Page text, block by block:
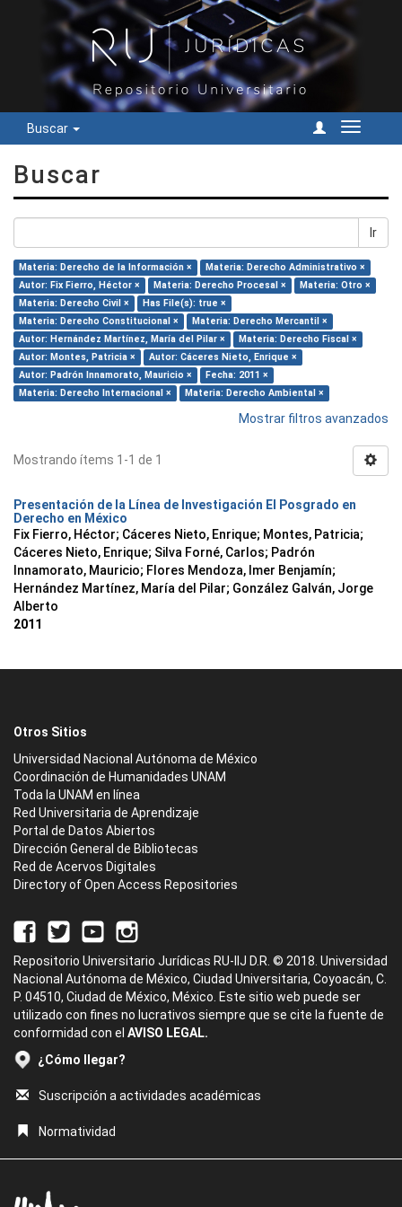
Buscar
Cambiar
Buscar
Ir
Materia: Derecho de la Información ×
Materia: Derecho Administrativo ×
Autor: Fix Fierro, Héctor ×
Materia: Derecho Procesal ×
Materia: Otro ×
Materia: Derecho Civil ×
Has File(s): true ×
Materia: Derecho Constitucional ×
Materia: Derecho Mercantil ×
Autor: Hernández Martínez, María del Pilar ×
Materia: Derecho Fiscal ×
Autor: Montes, Patricia ×
Autor: Cáceres Nieto, Enrique ×
Autor: Padrón Innamorato, Mauricio ×
Fecha: 2011 ×
Materia: Derecho Internacional ×
Materia: Derecho Ambiental ×
Mostrar filtros avanzados
Mostrando ítems 1-1 de 1
Presentación de la Línea de Investigación El Posgrado en
Derecho en México
Fix Fierro, Héctor; Cáceres Nieto, Enrique; Montes, Patricia;
Cáceres Nieto, Enrique; Silva Forné, Carlos; Padrón
Innamorato, Mauricio; Flores Mendoza, Imer Benjamín;
Hernández Martínez, María del Pilar; González Galván, Jorge
Alberto
2011
Otros Sitios
Universidad Nacional Autónoma de México
Coordinación de Humanidades UNAM
Toda la UNAM en línea
Red Universitaria de Aprendizaje
Portal de Datos Abiertos
Dirección General de Bibliotecas
Red de Acervos Digitales
Directory of Open Access Repositories
Repositorio Universitario Jurídicas RU-IIJ D.R. © 2018. Universidad
Nacional Autónoma de México, Ciudad Universitaria, Coyoacán, C.
P. 04510, Ciudad de México, México. Este sitio web puede ser
utilizado con fines no lucrativos siempre que se cite la fuente de
conformidad con el AVISO LEGAL.
¿Cómo llegar?
Suscripción a actividades académicas
Normatividad